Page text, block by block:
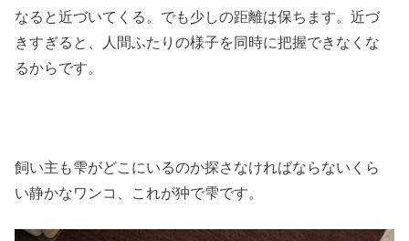
なると近づいてくる。でも少しの距離は保ちます。近づ
きすぎると、人間ふたりの様子を同時に把握できなくな
るからです。
飼い主も雫がどこにいるのか探さなければならないくら
い静かなワンコ、これが狆で雫です。